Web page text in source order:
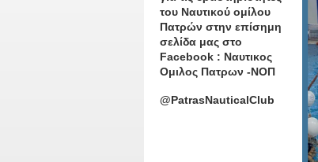
του Ναυτικού ομίλου
Πατρών στην επίσημη
σελίδα μας στο
Facebook : Ναυτικος
Ομιλος Πατρων -ΝΟΠ
@PatrasNauticalClub